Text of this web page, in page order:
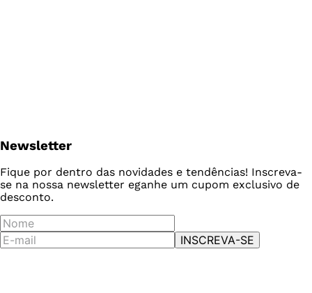
Newsletter
Fique por dentro das novidades e tendências! Inscreva-
se na nossa newsletter eganhe um cupom exclusivo de
desconto.
INSCREVA-SE